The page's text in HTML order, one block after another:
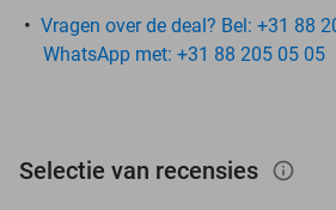
Vragen over de deal? Bel: +31 88
WhatsApp met: +31 88 205 05 05
Selectie van recensies info_outlined